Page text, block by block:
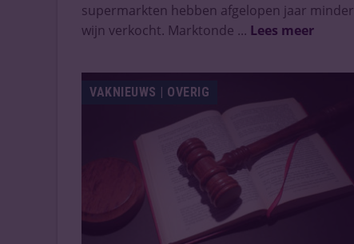
supermarkten hebben afgelopen jaar minder
wijn verkocht. Marktonde ... Lees meer
VAKNIEUWS | OVERIG